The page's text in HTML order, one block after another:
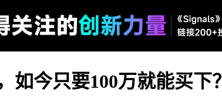
今只要100万就能买下？